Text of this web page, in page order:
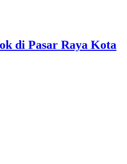
di Pasar Raya Kota